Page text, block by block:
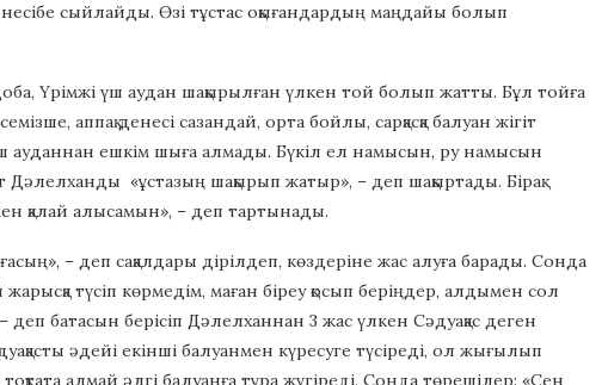
несібе сыйлайды. Өзі тұстас оқығандардың маңдайы болып
Үрімжі үш аудан шақырылған үлкен той болып жатты. Бұл тойға
аппақ денесі сазандай, орта бойлы, сарқасқа балуан жігіт
ауданнан ешкім шыға алмады. Бүкіл ел намысын, ру намысын
Дәлелханды «ұстазың шақырып жатыр», – деп шақыртады. Бірақ
қалай алысамын», – деп тартынады.
– деп сақалдары дірілдеп, көздеріне жас алуға барады. Сонда
түсіп көрмедім, маған біреу қосып беріңдер, алдымен сол
батасын берісіп Дәлелханнан 3 жас үлкен Сәдуақас деген
әдейі екінші балуанмен күресуге түсіреді, ол жығылып
алмай әлгі балуанға тұра жүгіреді. Сонда төрешілер: «Сен